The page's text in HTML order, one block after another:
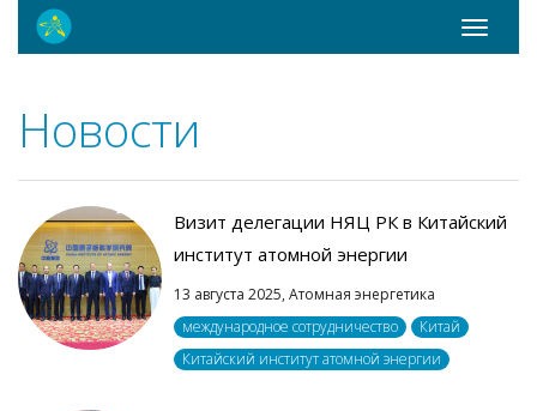
Toggle
Новости
Визит делегации НЯЦ РК в Китайский
институт атомной энергии
13 августа 2025, Атомная энергетика
международное сотрудничество
Китай
Китайский институт атомной энергии